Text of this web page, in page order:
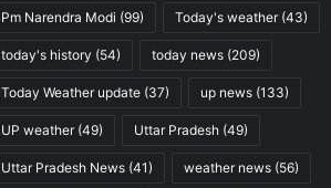
Pm Narendra Modi (99) Today's weather(43)
today's history (54) today news(209)
Today Weather update(37) up news(133)
UP weather(49) Uttar Pradesh(49)
Uttar Pradesh News(41) weather news(56)